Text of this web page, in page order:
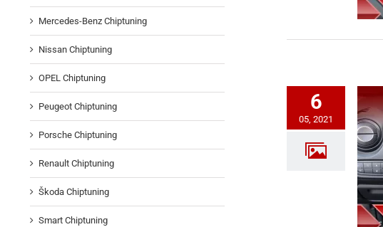
6
05, 2021
Mercedes-Benz Chiptuning
Nissan Chiptuning
OPEL Chiptuning
Peugeot Chiptuning
Porsche Chiptuning
Renault Chiptuning
Škoda Chiptuning
Smart Chiptuning